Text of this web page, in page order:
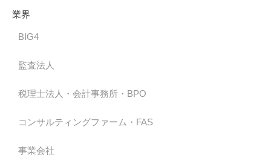
業界
BIG4
監査法人
税理士法人・会計事務所・BPO
コンサルティングファーム・FAS
事業会社